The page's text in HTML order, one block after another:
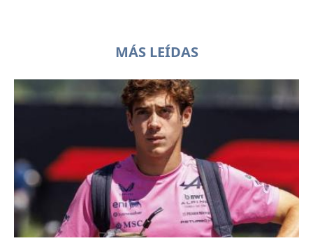
MÁS LEÍDAS